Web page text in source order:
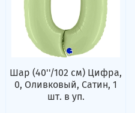
Шар (40''/102 см) Цифра,
0, Оливковый, Сатин, 1
шт. в уп.